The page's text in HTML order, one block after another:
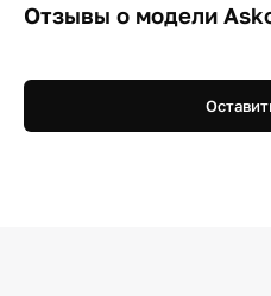
Отзывы о модели